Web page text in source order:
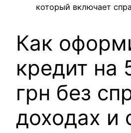
который включает
Как
кредит на
грн без
доходах и